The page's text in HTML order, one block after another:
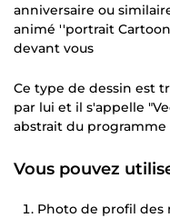
anniversaire ou
animé ''portrait
devant vous
Ce type de dessin est
par lui et il s'appelle
abstrait du programme
Vous pouvez
Photo de profil des